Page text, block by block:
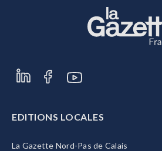
EDITIONS LOCALES
La Gazette Nord-Pas de Calais